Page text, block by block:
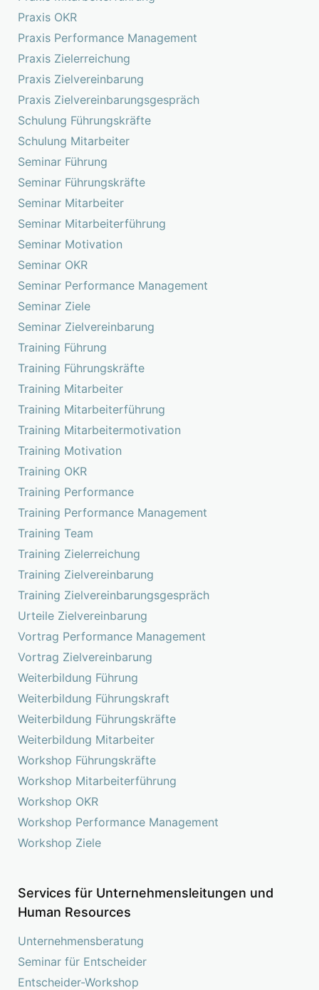
Praxis OKR
Praxis Performance Management
Praxis Zielerreichung
Praxis Zielvereinbarung
Praxis Zielvereinbarungsgespräch
Schulung Führungskräfte
Schulung Mitarbeiter
Seminar Führung
Seminar Führungskräfte
Seminar Mitarbeiter
Seminar Mitarbeiterführung
Seminar Motivation
Seminar OKR
Seminar Performance Management
Seminar Ziele
Seminar Zielvereinbarung
Training Führung
Training Führungskräfte
Training Mitarbeiter
Training Mitarbeiterführung
Training Mitarbeitermotivation
Training Motivation
Training OKR
Training Performance
Training Performance Management
Training Team
Training Zielerreichung
Training Zielvereinbarung
Training Zielvereinbarungsgespräch
Urteile Zielvereinbarung
Vortrag Performance Management
Vortrag Zielvereinbarung
Weiterbildung Führung
Weiterbildung Führungskraft
Weiterbildung Führungskräfte
Weiterbildung Mitarbeiter
Workshop Führungskräfte
Workshop Mitarbeiterführung
Workshop OKR
Workshop Performance Management
Workshop Ziele
Services für Unternehmensleitungen und
Human Resources
Unternehmensberatung
Seminar für Entscheider
Entscheider-Workshop